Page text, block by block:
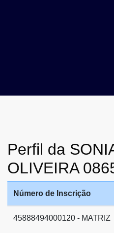
Perfil da
OLIVEIRA
Número de Inscrição
45888494000120 - MATRIZ